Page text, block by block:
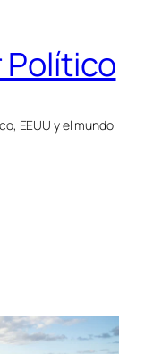
EEUU y el mundo